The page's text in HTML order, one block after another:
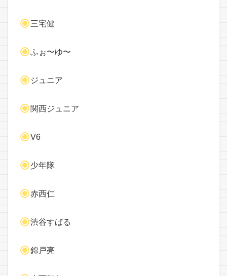
三宅健
ふぉ〜ゆ〜
ジュニア
関西ジュニア
V6
少年隊
赤西仁
渋谷すばる
錦戸亮